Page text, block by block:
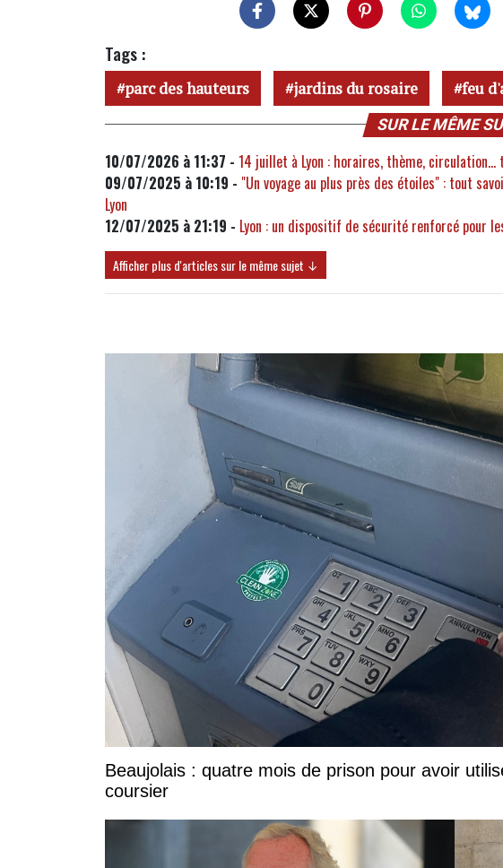
Tags :
parc des hauteurs jardins du rosaire feu
SUR LE MÊME
10/07/2026 à 11:37 - 14 juillet à Lyon : horaires, thème,
09/07/2025 à 10:19 - "Un voyage au plus près des étoiles" : tout
Lyon
12/07/2025 à 21:19 - Lyon : un dispositif de sécurité renforcé pour
Afficher plus d'articles sur le même sujet ↓
Beaujolais : quatre mois de prison pour avoir
coursier